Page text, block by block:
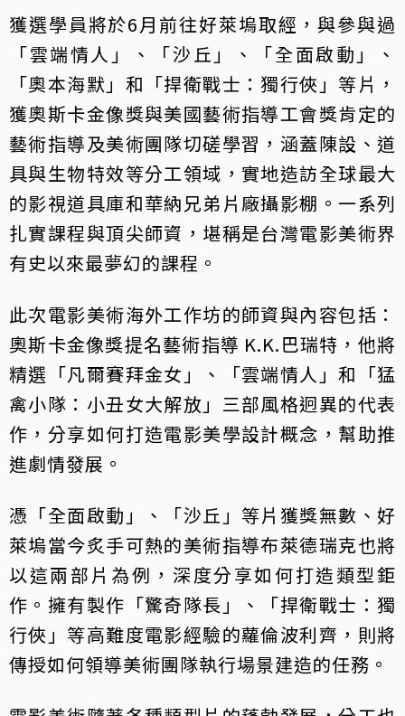
獲選學員將於6月前往好萊塢取經，與參與過
「雲端情人」、「沙丘」、「全面啟動」、
「奧本海默」和「捍衛戰士：獨行俠」等片，
獲奧斯卡金像獎與美國藝術指導工會獎肯定的
藝術指導及美術團隊切磋學習，涵蓋陳設、道
具與生物特效等分工領域，實地造訪全球最大
的影視道具庫和華納兄弟片廠攝影棚。一系列
扎實課程與頂尖師資，堪稱是台灣電影美術界
有史以來最夢幻的課程。
此次電影美術海外工作坊的師資與內容包括：
奧斯卡金像獎提名藝術指導 K.K.巴瑞特，他將
精選「凡爾賽拜金女」、「雲端情人」和「猛
禽小隊：小丑女大解放」三部風格迥異的代表
作，分享如何打造電影美學設計概念，幫助推
進劇情發展。
憑「全面啟動」、「沙丘」等片獲獎無數、好
萊塢當今炙手可熱的美術指導布萊德瑞克也將
以這兩部片為例，深度分享如何打造類型鉅
作。擁有製作「驚奇隊長」、「捍衛戰士：獨
行俠」等高難度電影經驗的蘿倫波利齊，則將
傳授如何領導美術團隊執行場景建造的任務。